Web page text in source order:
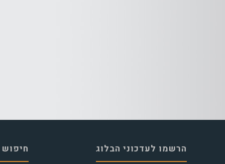
הרשמו לעדכוני הבלוג